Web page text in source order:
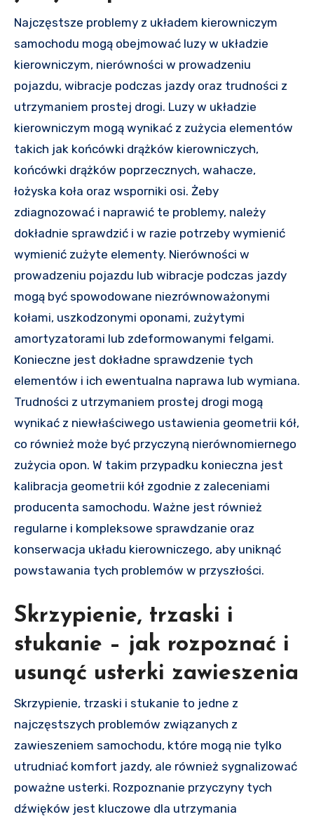
Najczęstsze problemy z układem kierowniczym
samochodu mogą obejmować luzy w układzie
kierowniczym, nierówności w prowadzeniu
pojazdu, wibracje podczas jazdy oraz trudności z
utrzymaniem prostej drogi. Luzy w układzie
kierowniczym mogą wynikać z zużycia elementów
takich jak końcówki drążków kierowniczych,
końcówki drążków poprzecznych, wahacze,
łożyska koła oraz wsporniki osi. Żeby
zdiagnozować i naprawić te problemy, należy
dokładnie sprawdzić i w razie potrzeby wymienić
wymienić zużyte elementy. Nierówności w
prowadzeniu pojazdu lub wibracje podczas jazdy
mogą być spowodowane niezrównoważonymi
kołami, uszkodzonymi oponami, zużytymi
amortyzatorami lub zdeformowanymi felgami.
Konieczne jest dokładne sprawdzenie tych
elementów i ich ewentualna naprawa lub wymiana.
Trudności z utrzymaniem prostej drogi mogą
wynikać z niewłaściwego ustawienia geometrii kół,
co również może być przyczyną nierównomiernego
zużycia opon. W takim przypadku konieczna jest
kalibracja geometrii kół zgodnie z zaleceniami
producenta samochodu. Ważne jest również
regularne i kompleksowe sprawdzanie oraz
konserwacja układu kierowniczego, aby uniknąć
powstawania tych problemów w przyszłości.
Skrzypienie, trzaski i
stukanie – jak rozpoznać i
usunąć usterki zawieszenia
Skrzypienie, trzaski i stukanie to jedne z
najczęstszych problemów związanych z
zawieszeniem samochodu, które mogą nie tylko
utrudniać komfort jazdy, ale również sygnalizować
poważne usterki. Rozpoznanie przyczyny tych
dźwięków jest kluczowe dla utrzymania